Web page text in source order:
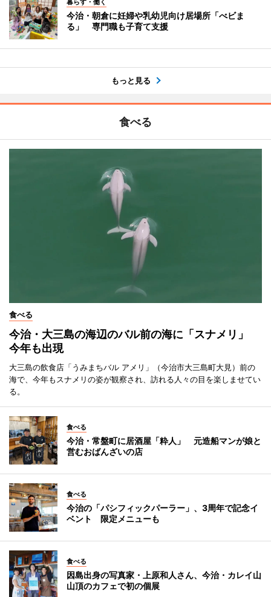
暮らす・働く
今治・朝倉に妊婦や乳幼児向け居場所「べビま
る」 専門職も子育て支援
もっと見る
食べる
食べる
今治・大三島の海辺のバル前の海に「スナメリ」
今年も出現
大三島の飲食店「うみまちバル アメリ」（今治市大三島町大見）前の
海で、今年もスナメリの姿が観察され、訪れる人々の目を楽しませてい
る。
食べる
今治・常盤町に居酒屋「粋人」 元造船マンが娘と
営むおばんざいの店
食べる
今治の「パシフィックパーラー」、3周年で記念イ
ベント 限定メニューも
食べる
因島出身の写真家・上原和人さん、今治・カレイ山
山頂のカフェで初の個展